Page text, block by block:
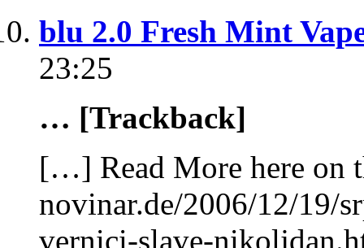
blu 2.0 Fresh Mint
23:25
… [Trackback]
[…] Read More here on
novinar.de/2006/12/19/
vernici-slave-